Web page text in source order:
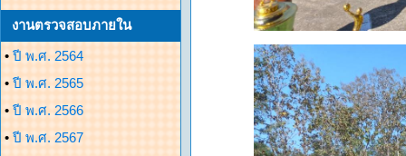
งานตรวจสอบภายใน
• ปี พ.ศ. 2564
• ปี พ.ศ. 2565
• ปี พ.ศ. 2566
• ปี พ.ศ. 2567